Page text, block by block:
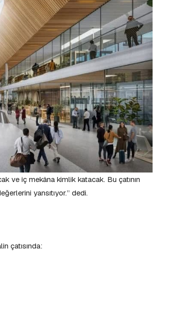
ve iç mekâna kimlik katacak. Bu çatının
yansıtıyor.” dedi.
çatısında: